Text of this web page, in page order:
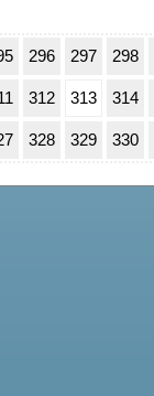
296 297 298
312 313 314
328 329 330